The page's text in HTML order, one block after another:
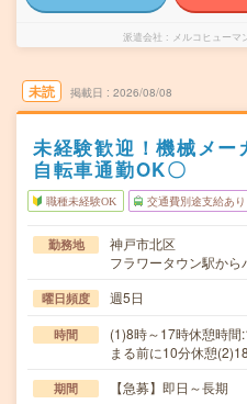
派遣会社 メルコヒュー
未読 掲載日 2026/08/08
未経験歓迎！機械メー
自転車通勤OK〇
職種未経験OK 交通費別途支給あり
勤務地
神戸市北区
フラワータウン駅から
曜日頻度 週5日
時間
(1)8時～17時休憩時
まる前に10分休憩
期間 【急募】即日～長期